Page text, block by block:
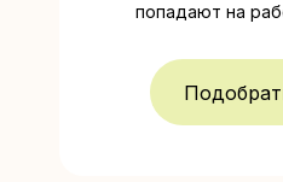
попадают на